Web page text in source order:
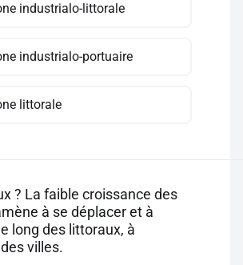
industrialo-littorale
industrialo-portuaire
littorale
? La faible croissance des
à se déplacer et à
long des littoraux, à
villes.